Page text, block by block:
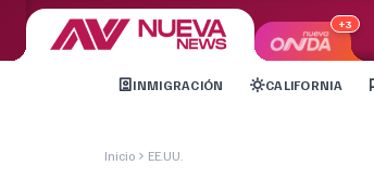
+3
INMIGRACIÓN CALIFORNIA
Inicio EE.UU.